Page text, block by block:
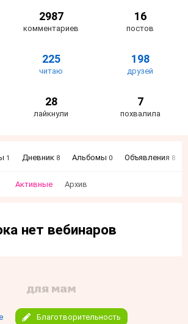
2987
комментариев
16
постов
225
читаю
198
друзей
28
лайкнули
7
похвалила
1 Дневник 8 Альбомы 0 Объявления 8
Активные Архив
нет вебинаров
Благотворительность